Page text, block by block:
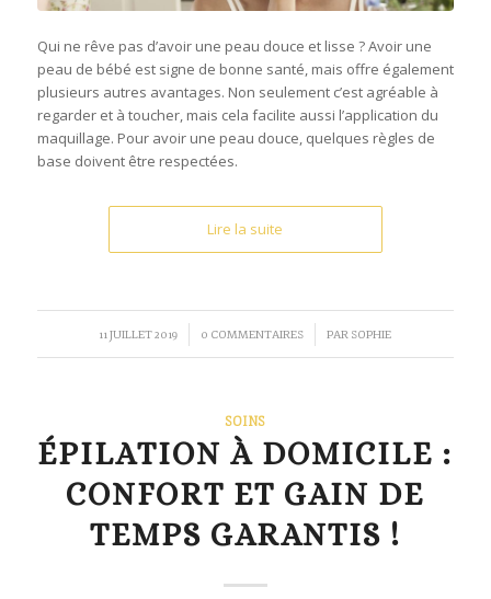
Qui ne rêve pas d’avoir une peau douce et lisse ? Avoir une
peau de bébé est signe de bonne santé, mais offre également
plusieurs autres avantages. Non seulement c’est agréable à
regarder et à toucher, mais cela facilite aussi l’application du
maquillage. Pour avoir une peau douce, quelques règles de
base doivent être respectées.
Lire la suite
11 JUILLET 2019
/ 0 COMMENTAIRES
/ PAR SOPHIE
SOINS
ÉPILATION À DOMICILE :
CONFORT ET GAIN DE
TEMPS GARANTIS !